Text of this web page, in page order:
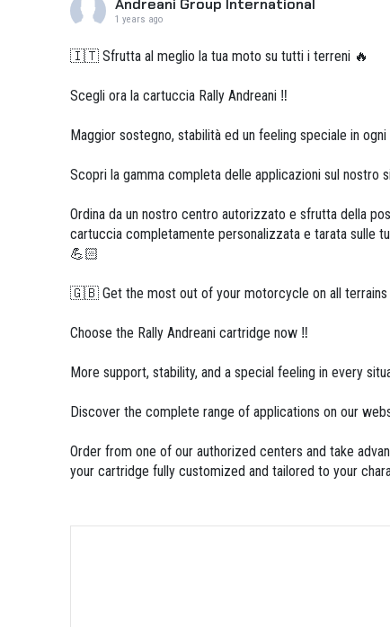
1 years ago
🇮🇹 Sfrutta al meglio la tua moto su tutti i terreni 🔥
Scegli ora la cartuccia Rally Andreani ‼️
Maggior sostegno, stabilità ed un feeling speciale in
Scopri la gamma completa delle applicazioni sul nostro
Ordina da un nostro centro autorizzato e sfrutta della
cartuccia completamente personalizzata e tarata sulle
💪🏻
🇬🇧 Get the most out of your motorcycle on all terrains
Choose the Rally Andreani cartridge now ‼️
More support, stability, and a special feeling in every
Discover the complete range of applications on our
Order from one of our authorized centers and take
your cartridge fully customized and tailored to your